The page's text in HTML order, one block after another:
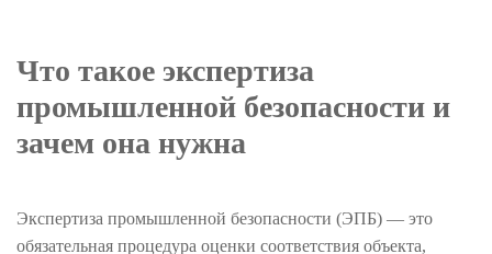
Что такое экспертиза
промышленной безопасности и
зачем она нужна
Экспертиза промышленной безопасности (ЭПБ) — это
обязательная процедура оценки соответствия объекта,